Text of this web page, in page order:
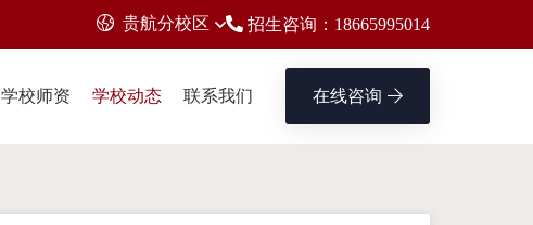
贵航分校区 招生咨询：18665995014
学校师资 学校动态 联系我们 在线咨询